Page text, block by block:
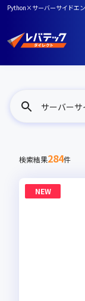
Python×サーバーサイドエ
サーバー
検索結果284件
NEW